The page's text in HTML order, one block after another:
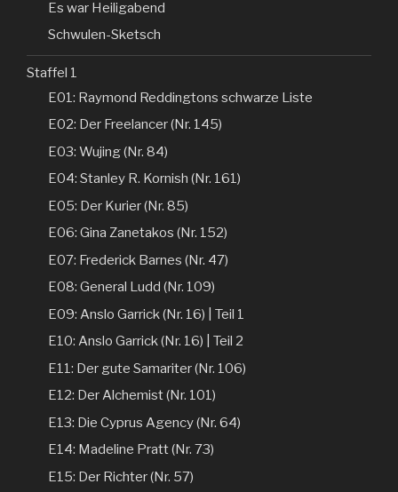
Es war Heiligabend
Schwulen-Sketsch
Staffel 1
E01: Raymond Reddingtons schwarze Liste
E02: Der Freelancer (Nr. 145)
E03: Wujing (Nr. 84)
E04: Stanley R. Kornish (Nr. 161)
E05: Der Kurier (Nr. 85)
E06: Gina Zanetakos (Nr. 152)
E07: Frederick Barnes (Nr. 47)
E08: General Ludd (Nr. 109)
E09: Anslo Garrick (Nr. 16) | Teil 1
E10: Anslo Garrick (Nr. 16) | Teil 2
E11: Der gute Samariter (Nr. 106)
E12: Der Alchemist (Nr. 101)
E13: Die Cyprus Agency (Nr. 64)
E14: Madeline Pratt (Nr. 73)
E15: Der Richter (Nr. 57)